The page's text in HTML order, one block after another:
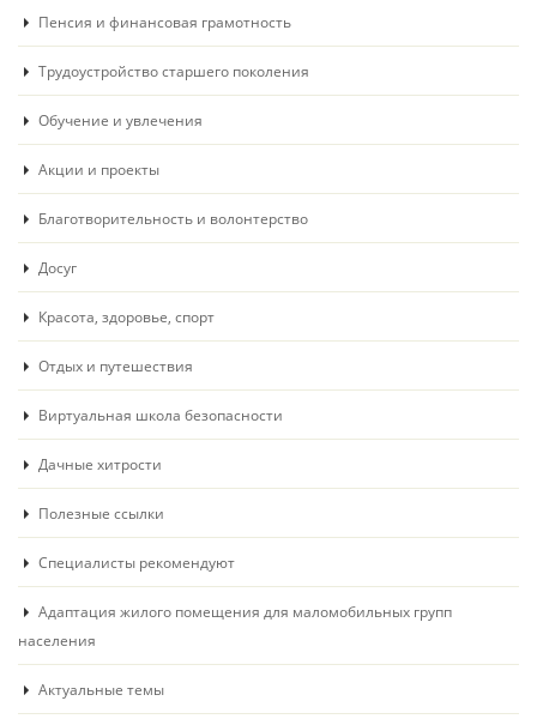
Пенсия и финансовая грамотность
Трудоустройство старшего поколения
Обучение и увлечения
Акции и проекты
Благотворительность и волонтерство
Досуг
Красота, здоровье, спорт
Отдых и путешествия
Виртуальная школа безопасности
Дачные хитрости
Полезные ссылки
Специалисты рекомендуют
Адаптация жилого помещения для маломобильных групп
населения
Актуальные темы